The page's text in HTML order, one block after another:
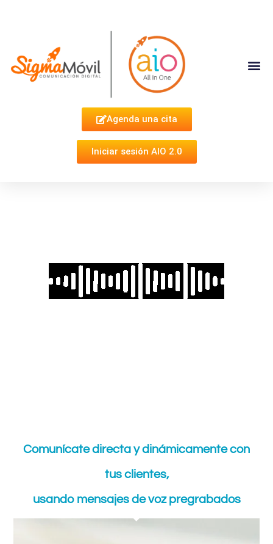
Agenda una cita
Iniciar sesión AIO 2.0
Comunícate directa y dinámicamente con
tus clientes,
usando mensajes de voz pregrabados